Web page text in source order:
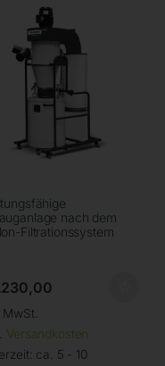
nach dem
Filtrationssystem
Versandkosten
ca. 5 - 10